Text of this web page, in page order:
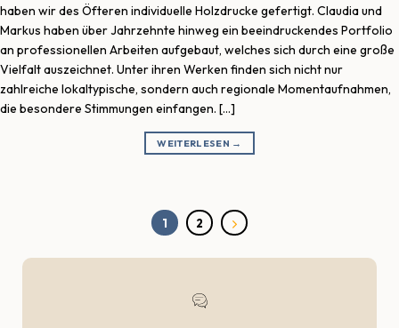
haben wir des Öfteren individuelle Holzdrucke gefertigt. Claudia und
Markus haben über Jahrzehnte hinweg ein beeindruckendes Portfolio
an professionellen Arbeiten aufgebaut, welches sich durch eine große
Vielfalt auszeichnet. Unter ihren Werken finden sich nicht nur
zahlreiche lokaltypische, sondern auch regionale Momentaufnahmen,
die besondere Stimmungen einfangen. […]
WEITERLESEN →
1 2